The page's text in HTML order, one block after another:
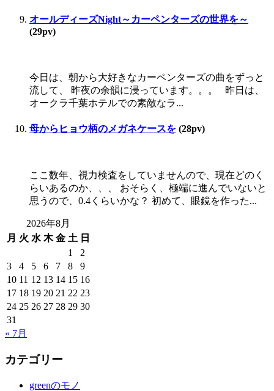
オールディーズNight～カーペンターズの世界を～
(29pv)
今日は、朝から大好きなカーペンターズの曲をずっと
流して、 昨夜の余韻に浸っています。。。 昨日は、
オークラ千葉ホテルでの素敵なラ...
母からヒョウ柄のメガネケースを (28pv)
ここ数年、視力検査をしていませんので、現在どのく
らいあるのか、、、 おそらく、極端に進んでいないと
思うので、0.4くらいかな？ 初めて、眼鏡を作った...
2026年8月
月 火 水 木 金 土 日
1
2
3
4 5 6 7 8
9
10 11 12 13 14 15 16
17 18 19 20 21 22 23
24 25 26 27 28 29 30
31
« 7月
カテゴリー
greenのモノ